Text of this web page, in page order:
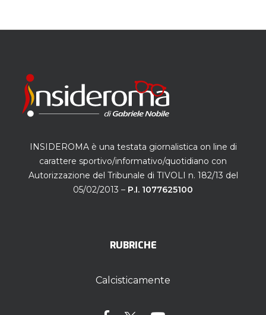
INSIDEROMA è una testata giornalistica on line di
carattere sportivo/informativo/quotidiano con
Autorizzazione del Tribunale di TIVOLI n. 182/13 del
05/02/2013 – P.I. 1077625100
RUBRICHE
Calcisticamente